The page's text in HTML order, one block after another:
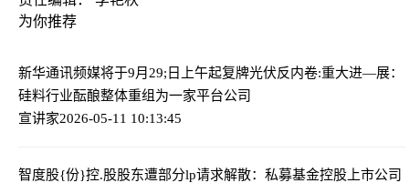
为你推荐
新华通讯频媒将于9月29;日上午起复牌光伏反内卷:重大进—展：
硅料行业酝酿整体重组为一家平台公司
宣讲家2026-05-11 10:13:45
智度股{份}控.股股东遭部分lp请求解散：私募基金控股上市公司